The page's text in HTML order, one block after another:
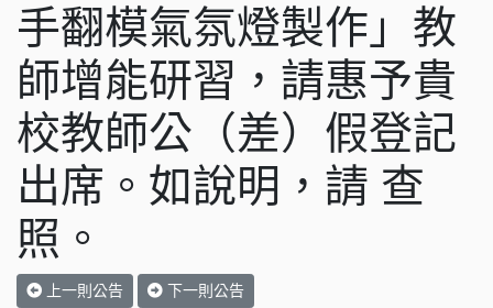
手翻模氣氛燈製作」教
師增能研習，請惠予貴
校教師公（差）假登記
出席。如說明，請 查
照。
上一則公告 下一則公告